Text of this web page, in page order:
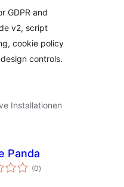
GDPR and
v2, script
cookie policy
controls.
Installationen
Panda
(0Bewertungen
insgesamt
)